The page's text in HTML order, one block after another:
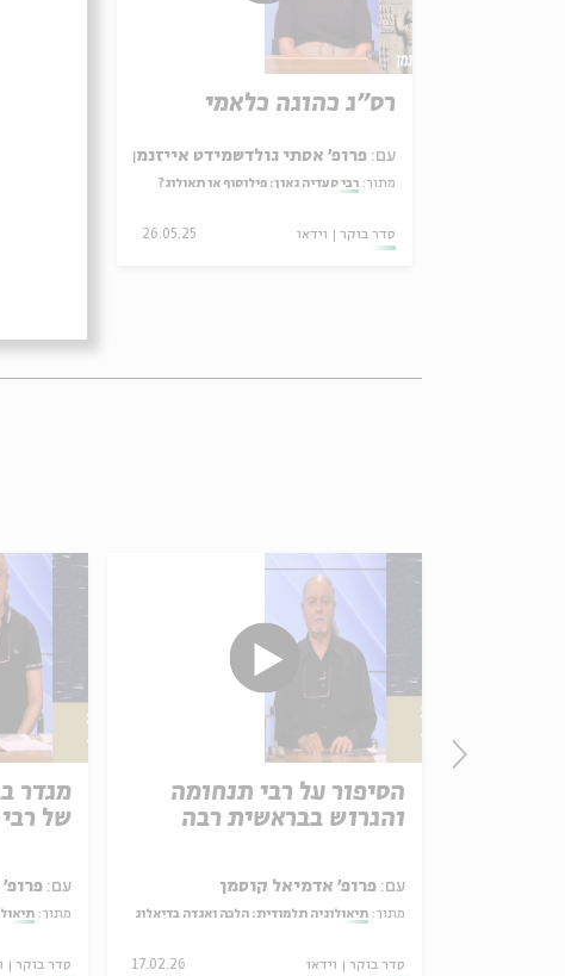
רס"ג כהוגה כלאמי
עם: פרופ' אסתי גולדשמידט אייזנמן
מתוך: רבי סעדיה גאון: פילוסוף או תאולוג?
סדר בוקר וידאו 26.05.25
בין
מגדר
של
עם:
מתוך:
סדר בוקר
הסיפור על רבי תנחומה
והגרוש בבראשית רבה
עם: פרופ' אדמיאל קוסמן
מתוך: תיאולוגיה תלמודית: הלכה ואגדה בדיאלוג
סדר בוקר וידאו 17.02.26